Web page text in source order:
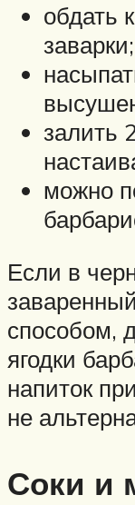
обдать
заварки;
залить
можно
Если в
способом,
ягодки
напиток
не
Соки и